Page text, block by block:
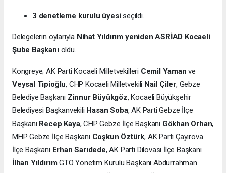
3 denetleme kurulu üyesiseçildi.
Delegelerin oylarıyla Nihat Yıldırım yeniden ASRİAD Kocaeli
Şube Başkanıoldu.
Kongreye; AK Parti Kocaeli Milletvekilleri Cemil Yaman ve
Veysal Tipioğlu, CHP Kocaeli Milletvekili Nail Çiler, Gebze
Belediye Başkanı Zinnur Büyükgöz, Kocaeli Büyükşehir
Belediyesi Başkanvekili Hasan Soba, AK Parti Gebze İlçe
Başkanı Recep Kaya, CHP Gebze İlçe Başkanı Gökhan Orhan,
MHP Gebze İlçe Başkanı Coşkun Öztürk, AK Parti Çayırova
İlçe Başkanı Erhan Sarıdede, AK Parti Dilovası İlçe Başkanı
İlhan YıldırımGTO Yönetim Kurulu Başkanı Abdurrahman